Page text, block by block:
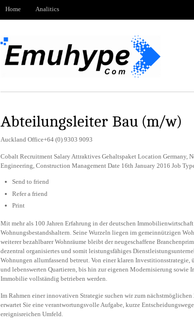
Home Analitics
Abteilungsleiter Bau (m/w)
Auckland Office+64 (0) 9303 9093
Cobalt Recruitment Salary Attraktives Gehaltspaket Location Germany,
Engineering, Construction Management Date 16th January 2016 Job
Send to friend
Refer a friend
Print
Mit mehr als 100 Jahren Erfahrung in der deutschen
Wohnungsbestandshaltern. Seine Wurzeln liegen im gemeinnützigen
weiterer bezahlbarer Wohnräume bleibt der neugeschaffene
dezentral organisiertes und somit leistungsfähiges
Wohnungen allumfassend betreut. Von einer klaren Investitionsstrategie,
und lebenswerten Quartieren, bis hin zur eigenen Modernisierung sowie
Immobilie vollständig betrieben werden.
Im Rahmen einer innovativen Strategie suchen wir zum
erwartet Sie eine verantwortungsvolle Aufgabe, kurze
ereignisreichen Umfeld.